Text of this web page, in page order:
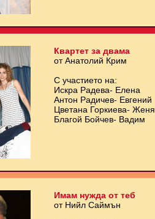
Квартет за двама
от Анатолий Крим
С участието на:
Искра Радева- Елена
Антон Радичев- Евгений
Цветана Горкиева- Женя
Благой Бойчев- Вадим
Имам нужда от теб
от Нийл Саймън